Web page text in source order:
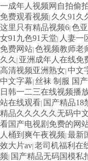
一成年人视频网自拍偷
免费观看视频| 久久91久
这里只有精品视频6| 色
女91九色91天堂| 人妻一
免费网站| 色视频教师老
久久 | 亚洲成年人在线免
高清视频亚洲熟女| 中文
中文字幕| 丝袜 制服 国
日韩一二三在线视频播
站在线观看| 国产精品18
精品久久久久久无码中
看国产电视剧免费的网
人桶到爽午夜视频| 最新
效大片av| 老司机福利在
频| 国产精品无码国模私